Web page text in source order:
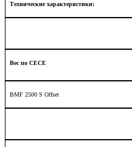
Технические характеристики:
Вес по CECE
BMF 2500 S Offset